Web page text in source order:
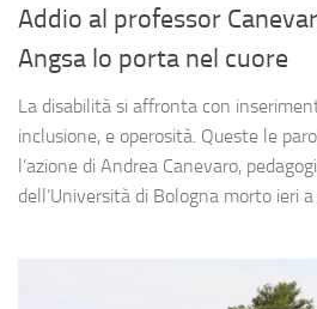
Addio al professor
Angsa lo porta nel cuore
La disabilità si affronta con
inclusione, e operosità. Queste le
l’azione di Andrea Canevaro,
dell’Università di Bologna morto ieri a